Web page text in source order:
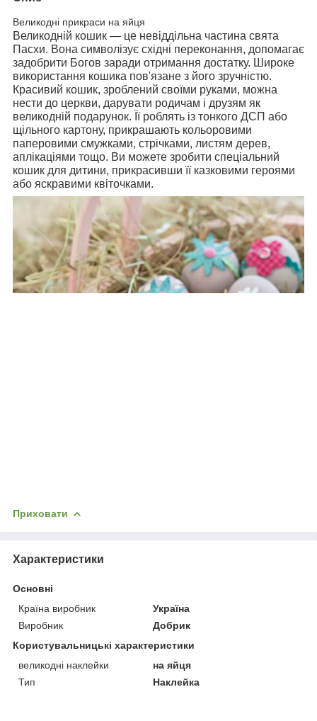
Великодні прикраси на яйця
Великодній кошик — це невіддільна частина свята
Пасхи. Вона символізує східні переконання, допомагає
задобрити Богов заради отримання достатку. Широке
використання кошика пов'язане з його зручністю.
Красивий кошик, зроблений своїми руками, можна
нести до церкви, дарувати родичам і друзям як
великодній подарунок. Її роблять із тонкого ДСП або
щільного картону, прикрашають кольоровими
паперовими смужками, стрічками, листям дерев,
аплікаціями тощо. Ви можете зробити спеціальний
кошик для дитини, прикрасивши її казковими героями
або яскравими квіточками.
Приховати
Характеристики
Основні
Країна виробник
Україна
Виробник
Добрик
Користувальницькі характеристики
великодні наклейки
на яйця
Тип
Наклейка